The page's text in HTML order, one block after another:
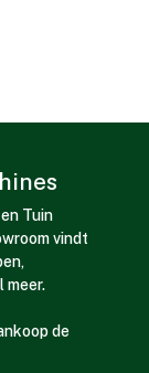
Tuin
vindt
meer.
de